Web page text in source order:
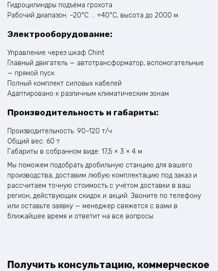
Гидроцилиндры подъёма грохота
Рабочий диапазон: –20°C … +40°C, высота до 2000 м
Электрооборудование:
Управление через шкаф Chint
Главный двигатель — автотрансформатор, вспомогательные
— прямой пуск
Полный комплект силовых кабелей
Адаптировано к различным климатическим зонам
Производительность и габариты:
Производительность: 90–120 т/ч
Общий вес: 60 т
Габариты в собранном виде: 17,5 × 3 × 4 м
Мы поможем подобрать дробильную станцию для вашего
производства, доставим любую комплектацию под заказ и
рассчитаем точную стоимость с учётом доставки в ваш
регион, действующих скидок и акций. Звоните по телефону
или оставьте заявку — менеджер свяжется с вами в
ближайшее время и ответит на все вопросы.
Получить консультацию, коммерческое